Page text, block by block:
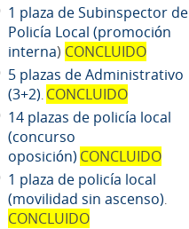
1 plaza de Subinspector de
Policía Local (promoción
interna) CONCLUIDO
5 plazas de Administrativo
(3+2). CONCLUIDO
14 plazas de policía local
(concurso
oposición) CONCLUIDO
1 plaza de policía local
(movilidad sin ascenso).
CONCLUIDO